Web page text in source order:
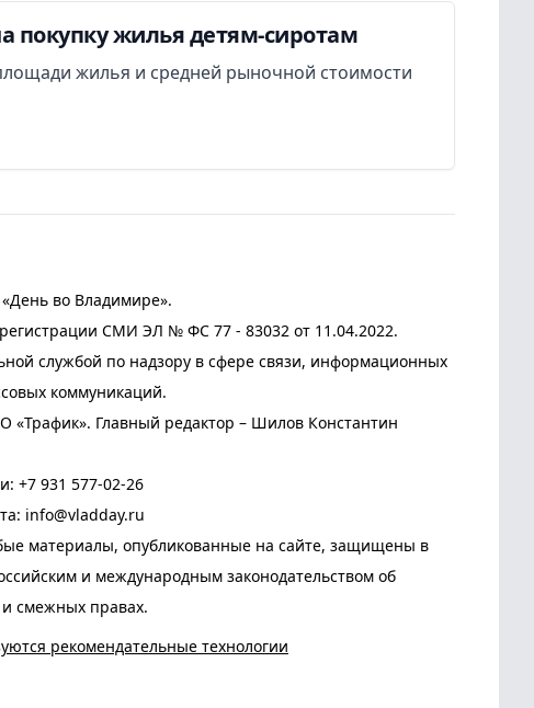
покупку жилья детям-сиротам
жилья и средней рыночной стоимости
во Владимире».
СМИ ЭЛ № ФС 77 - 83032 от 11.04.2022.
службой по надзору в сфере связи, информационных
коммуникаций.
«Трафик». Главный редактор – Шилов Константин
+7 931 577-02-26
info@vladday.ru
материалы, опубликованные на сайте, защищены в
и международным законодательством об
смежных правах.
рекомендательные технологии